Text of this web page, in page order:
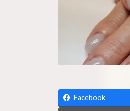
Facebook